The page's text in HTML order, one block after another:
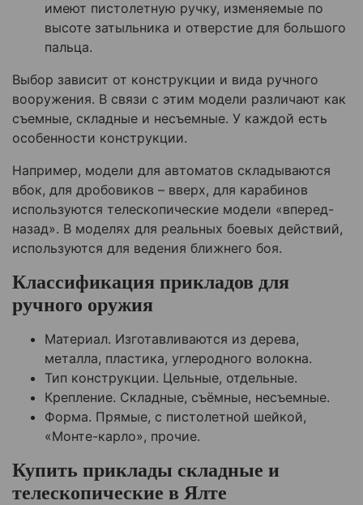
имеют пистолетную ручку, изменяемые по
высоте затыльника и отверстие для большого
пальца.
Выбор зависит от конструкции и вида ручного
вооружения. В связи с этим модели различают как
съемные, складные и несъемные. У каждой есть
особенности конструкции.
Например, модели для автоматов складываются
вбок, для дробовиков – вверх, для карабинов
используются телескопические модели «вперед-
назад». В моделях для реальных боевых действий,
используются для ведения ближнего боя.
Классификация прикладов для
ручного оружия
Материал. Изготавливаются из дерева,
металла, пластика, углеродного волокна.
Тип конструкции. Цельные, отдельные.
Крепление. Складные, съёмные, несъемные.
Форма. Прямые, с пистолетной шейкой,
«Монте-карло», прочие.
Купить приклады складные и
телескопические в Ялте